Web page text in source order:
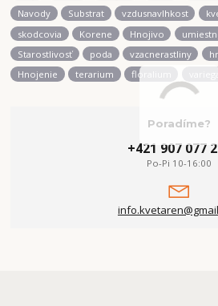
Navody
Substrat vzdusnavlhkost
skodcovia
Korene Hnojivo
Starostlivosť
poda vzacnerastliny
Hnojenie
terarium floralium
Poradíme?
+421 907 077
Po-Pi 10-16:00